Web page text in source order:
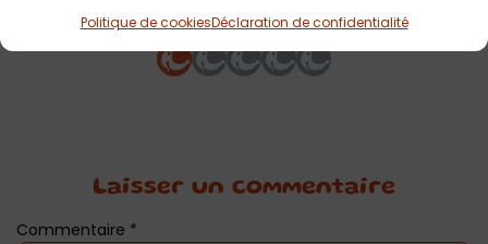
Politique de cookiesDéclaration de confidentialité
la Boissière du Doré
Laisser un commentaire
Commentaire *